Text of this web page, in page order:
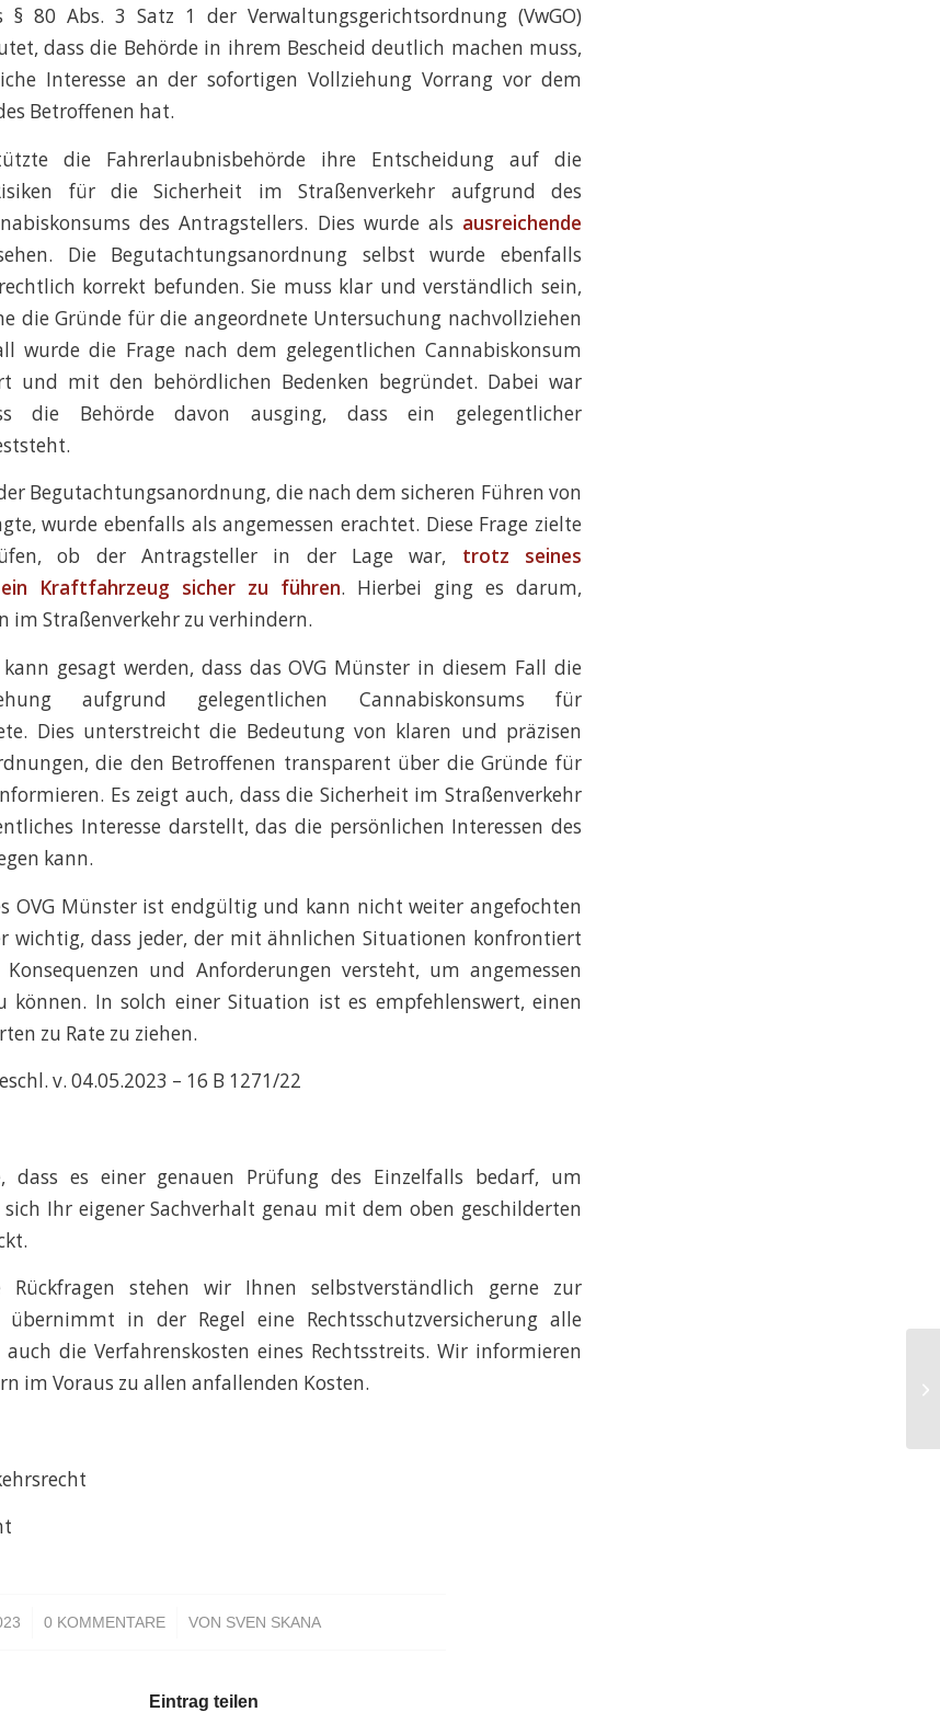
§ 80 Abs. 3 Satz 1 der Verwaltungsgerichtsordnung (VwGO)
dass die Behörde in ihrem Bescheid deutlich machen muss,
Interesse an der sofortigen Vollziehung Vorrang vor dem
Betroffenen hat.
die Fahrerlaubnisbehörde ihre Entscheidung auf die
für die Sicherheit im Straßenverkehr aufgrund des
des Antragstellers. Dies wurde als ausreichende
Die Begutachtungsanordnung selbst wurde ebenfalls
korrekt befunden. Sie muss klar und verständlich sein,
die Gründe für die angeordnete Untersuchung nachvollziehen
wurde die Frage nach dem gelegentlichen Cannabiskonsum
und mit den behördlichen Bedenken begründet. Dabei war
die Behörde davon ausging, dass ein gelegentlicher
Begutachtungsanordnung, die nach dem sicheren Führen von
wurde ebenfalls als angemessen erachtet. Diese Frage zielte
ob der Antragsteller in der Lage war, trotz seines
ein Kraftfahrzeug sicher zu führen. Hierbei ging es darum,
im Straßenverkehr zu verhindern.
gesagt werden, dass das OVG Münster in diesem Fall die
aufgrund gelegentlichen Cannabiskonsums für
Dies unterstreicht die Bedeutung von klaren und präzisen
die den Betroffenen transparent über die Gründe für
Es zeigt auch, dass die Sicherheit im Straßenverkehr
Interesse darstellt, das die persönlichen Interessen des
kann.
OVG Münster ist endgültig und kann nicht weiter angefochten
wichtig, dass jeder, der mit ähnlichen Situationen konfrontiert
und Anforderungen versteht, um angemessen
können. In solch einer Situation ist es empfehlenswert, einen
zu Rate zu ziehen.
v. 04.05.2023 – 16 B 1271/22
dass es einer genauen Prüfung des Einzelfalls bedarf, um
Ihr eigener Sachverhalt genau mit dem oben geschilderten
Rückfragen stehen wir Ihnen selbstverständlich gerne zur
übernimmt in der Regel eine Rechtsschutzversicherung alle
die Verfahrenskosten eines Rechtsstreits. Wir informieren
im Voraus zu allen anfallenden Kosten.
0 KOMMENTARE
/ VON SVEN SKANA
Eintrag teilen